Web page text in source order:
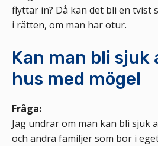
flyttar in? Då kan det bli en tvist
i rätten, om man har otur.
Kan man bli sjuk
hus med mögel
Fråga:
Jag undrar om man kan bli sjuk
och andra familjer som bor i